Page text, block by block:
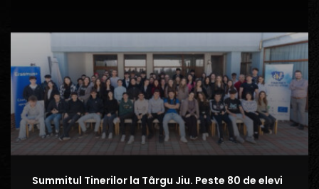
Summitul Tinerilor la Târgu Jiu. Peste 80 de elevi